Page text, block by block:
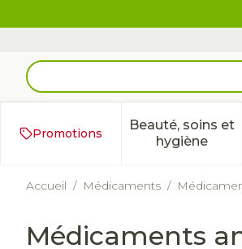
Rechercher
Promotions
Beauté, soins et
hygiène
Afficher
Accueil / Médicaments /
Médicaments